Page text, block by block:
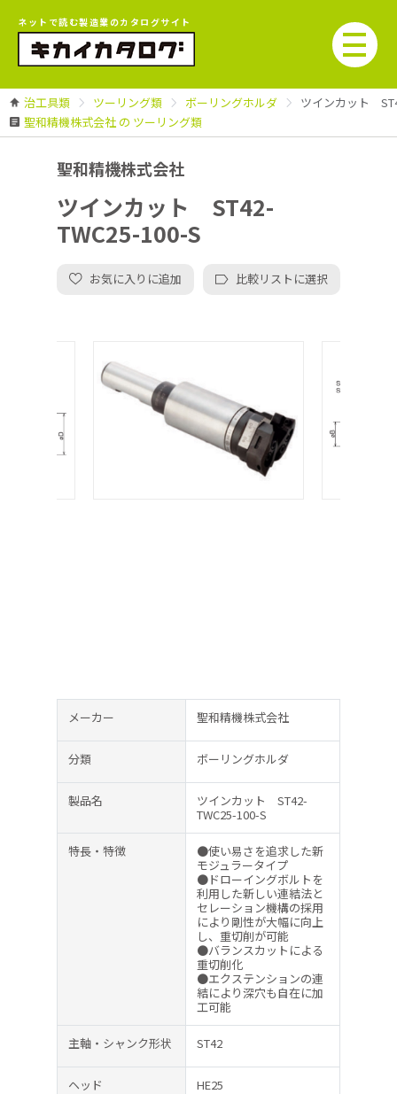
ネットで読む製造業のカタログサイト
治工具類 ツーリング類 ボーリングホルダ
ツインカット
聖和精機株式会社 の ツーリング類
聖和精機株式会社
ツインカット ST42-
TWC25-100-S
お気に入りに追加 比較リストに選択
メーカー 聖和精機株式会社
分類 ボーリングホルダ
製品名
ツインカット ST42-
TWC25-100-S
特長・特徴
●使い易さを追求した新
モジュラータイプ
●ドローイングボルトを
利用した新しい連結法と
セレーション機構の採用
により剛性が大幅に向上
し、重切削が可能
●バランスカットによる
重切削化
●エクステンションの連
結により深穴も自在に加
工可能
主軸・シャンク形状 ST42
ヘッド HE25